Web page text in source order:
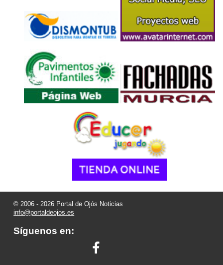
© 2006 - 2026 Portal de Ojós Noticias
info@portaldeojos.es
Síguenos en: